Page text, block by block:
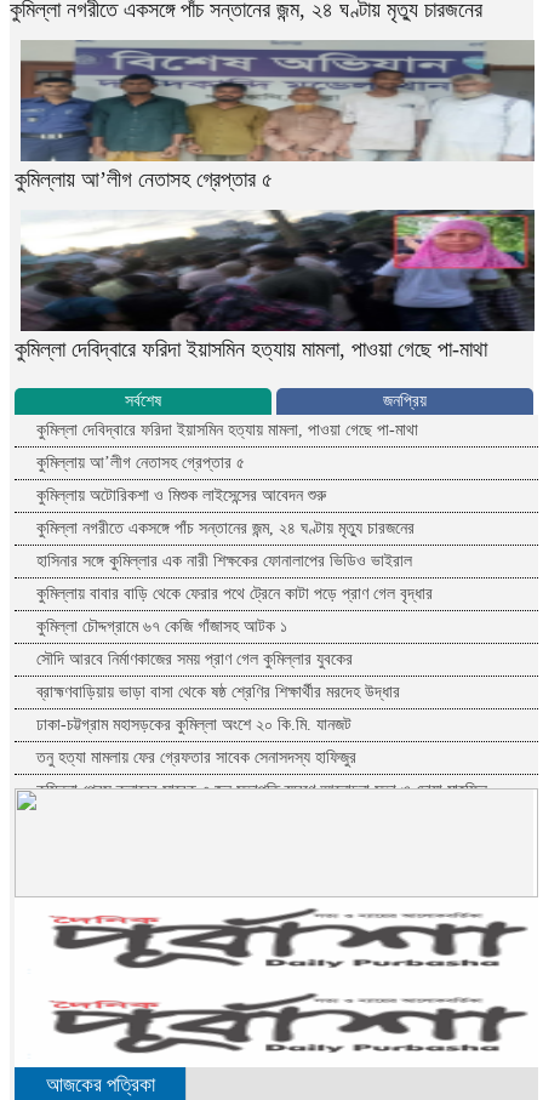
কুমিল্লা নগরীতে একসঙ্গে পাঁচ সন্তানের জন্ম, ২৪ ঘণ্টায় মৃত্যু চারজনের
কুমিল্লায় আ’লীগ নেতাসহ গ্রেপ্তার ৫
কুমিল্লা দেবিদ্বারে ফরিদা ইয়াসমিন হত্যায় মামলা, পাওয়া গেছে পা-মাথা
সর্বশেষ
জনপ্রিয়
কুমিল্লা দেবিদ্বারে ফরিদা ইয়াসমিন হত্যায় মামলা, পাওয়া গেছে পা-মাথা
কুমিল্লায় আ’লীগ নেতাসহ গ্রেপ্তার ৫
কুমিল্লায় অটোরিকশা ও মিশুক লাইসেন্সের আবেদন শুরু
কুমিল্লা নগরীতে একসঙ্গে পাঁচ সন্তানের জন্ম, ২৪ ঘণ্টায় মৃত্যু চারজনের
হাসিনার সঙ্গে কুমিল্লার এক নারী শিক্ষকের ফোনালাপের ভিডিও ভাইরাল
কুমিল্লায় বাবার বাড়ি থেকে ফেরার পথে ট্রেনে কাটা পড়ে প্রাণ গেল বৃদ্ধার
কুমিল্লা চৌদ্দগ্রামে ৬৭ কেজি গাঁজাসহ আটক ১
সৌদি আরবে নির্মাণকাজের সময় প্রাণ গেল কুমিল্লার যুবকের
ব্রাহ্মণবাড়িয়ায় ভাড়া বাসা থেকে ষষ্ঠ শ্রেণির শিক্ষার্থীর মরদেহ উদ্ধার
ঢাকা-চট্টগ্রাম মহাসড়কের কুমিল্লা অংশে ২০ কি.মি. যানজট
তনু হত্যা মামলায় ফের গ্রেফতার সাবেক সেনাসদস্য হাফিজুর
কুমিল্লা প্রেস ক্লাবের সাবেক ৩ জন সভাপতি স্মরণে আলোচনা সভা ও দোয়া মাহফিল
ব্রাহ্মণপাড়ায় শ্বশুরবাড়িতে নাস্তা না দেওয়া নিয়ে বিরোধ, অন্তঃসত্ত্বা মেয়ের বাবাকে
হত্যার অভিযোগ
কুমিল্লায় নিবন্ধনের আওতায় আসছে তিন উপজেলার সব ধরনের নৌযান
কুমিল্লার কৃতি সন্তান আওসাফ নতুন কুঁড়ি স্পোর্টস এ জাতীয় দাবায় চ্যাম্পিয়ন
দাউদকান্দিতে গাঁজাসহ প্রাইভেট কার জব্দ, আটক ১
আজকের পত্রিকা